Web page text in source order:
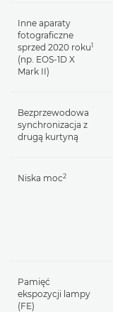
Inne aparaty
fotograficzne
sprzed 2020 roku1
(np. EOS-1D X
Mark II)
Bezprzewodowa
synchronizacja z
drugą kurtyną
Niska moc2
Pamięć
ekspozycji lampy
(FE)